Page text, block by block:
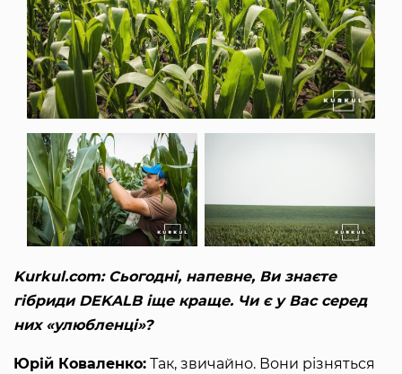
Kurkul.com: Сьогодні, напевне, Ви знаєте
гібриди DEKALB іще краще. Чи є у Вас серед
них «улюбленці»?
Юрій Коваленко: Так, звичайно. Вони різняться